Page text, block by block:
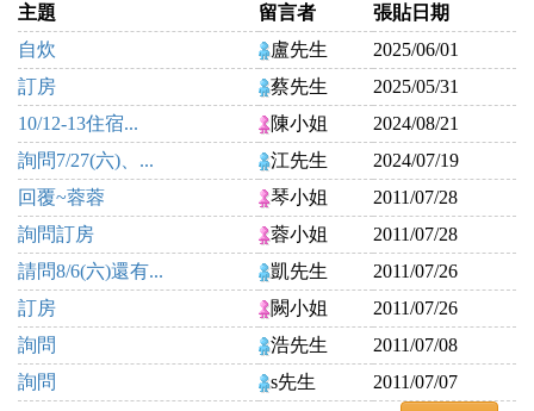
主題
留言者
張貼日期
自炊
盧先生
2025/06/01
訂房
蔡先生
2025/05/31
10/12-13住宿...
陳小姐
2024/08/21
詢問7/27(六)、...
江先生
2024/07/19
回覆~蓉蓉
琴小姐
2011/07/28
詢問訂房
蓉小姐
2011/07/28
請問8/6(六)還有...
凱先生
2011/07/26
訂房
闕小姐
2011/07/26
詢問
浩先生
2011/07/08
詢問
s先生 2011/07/07